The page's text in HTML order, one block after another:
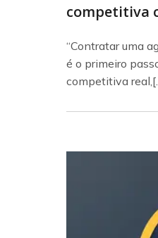
competitiva
“Contratar uma
é o primeiro
competitiva